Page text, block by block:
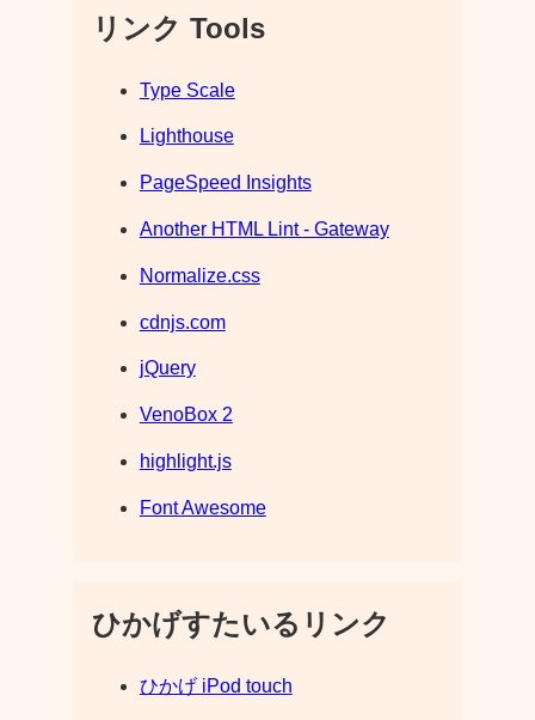
リンク Tools
Type Scale
Lighthouse
PageSpeed Insights
Another HTML Lint - Gateway
Normalize.css
cdnjs.com
jQuery
VenoBox 2
highlight.js
Font Awesome
ひかげすたいるリンク
ひかげ iPod touch